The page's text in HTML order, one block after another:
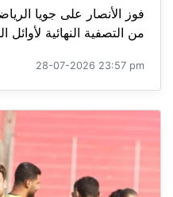
من التصفية النهائية لأوائل
28-07-2026 23:57 pm